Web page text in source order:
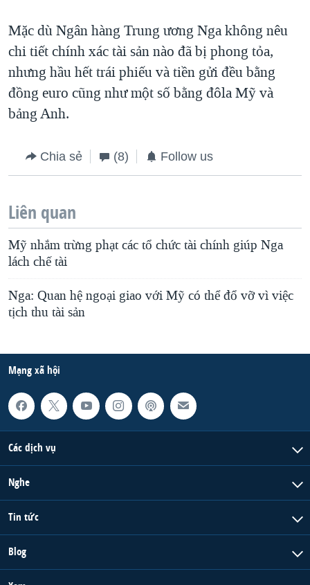
Mặc dù Ngân hàng Trung ương Nga không nêu
chi tiết chính xác tài sản nào đã bị phong tỏa,
nhưng hầu hết trái phiếu và tiền gửi đều bằng
đồng euro cũng như một số bằng đôla Mỹ và
bảng Anh.
Chia sẻ (8) Follow us
Liên quan
Mỹ nhắm trừng phạt các tổ chức tài chính giúp Nga
lách chế tài
Nga: Quan hệ ngoại giao với Mỹ có thể đổ vỡ vì việc
tịch thu tài sản
Mạng xã hội
Các dịch vụ
Nghe
Tin tức
Blog